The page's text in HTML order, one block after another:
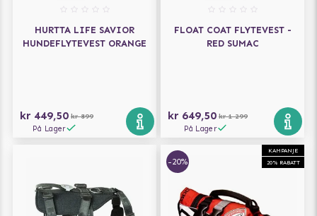
HURTTA LIFE SAVIOR
HUNDEFLYTEVEST ORANGE
kr 449,50 kr 899
På Lager
FLOAT COAT FLYTEVEST -
RED SUMAC
kr 649,50 kr 1 299
På Lager
KAMPANJE
20% RABATT
-20%